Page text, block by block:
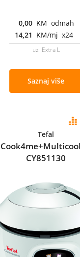
0,00 KM odmah
14,21 KM/mj x24
uz Extra L
Saznaj više
Tefal
CY851130